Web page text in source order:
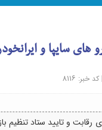
سایپا و
کد خبر: ۸۱۱۶
و تایید ستاد تنظیم